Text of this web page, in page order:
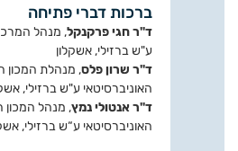
ברכות דברי פתיחה
ד"ר חגי פרקנקל, מנהל
ע"ש ברזילי, אשקלון
ד"ר שרון פלס, מנהלת המכון
האוניברסיטאי ע"ש ברזילי,
ד"ר אנטולי נמץ, מנהל המכון
האוניברסיטאי ע“ש ברזילי,